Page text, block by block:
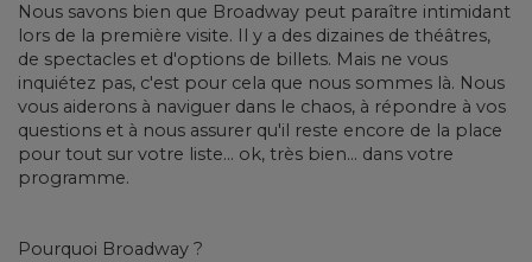
Nous savons bien que Broadway peut paraître intimidant
lors de la première visite. Il y a des dizaines de théâtres,
de spectacles et d'options de billets. Mais ne vous
inquiétez pas, c'est pour cela que nous sommes là. Nous
vous aiderons à naviguer dans le chaos, à répondre à vos
questions et à nous assurer qu'il reste encore de la place
pour tout sur votre liste... ok, très bien... dans votre
programme.
Pourquoi Broadway ?